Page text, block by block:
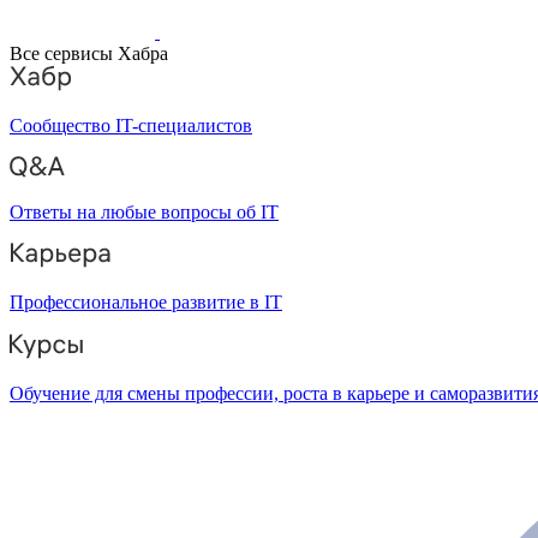
Все сервисы Хабра
Сообщество IT-специалистов
Ответы на любые вопросы об IT
Профессиональное развитие в IT
Обучение для смены профессии, роста в карьере и